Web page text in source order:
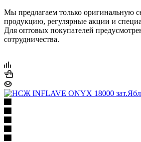
Мы предлагаем только оригинальную
продукцию, регулярные акции и
Для оптовых покупателей
сотрудничества.